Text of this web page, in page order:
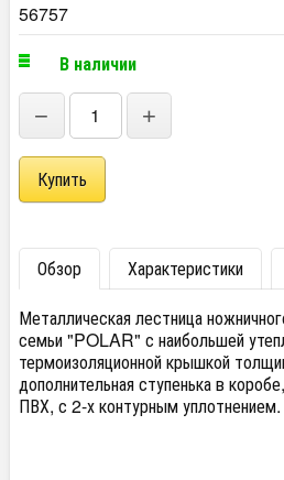
56757
В наличии
− +
Обзор Характеристики
Металлическая лестница
семьи "POLAR" с наибольшей
термоизоляционной крышкой
дополнительная ступенька в
ПВХ, с 2-х контурным уплотнением.